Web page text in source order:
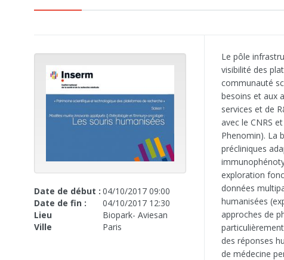
Date de début : 04/10/2017 09:00
Date de fin :
04/10/2017 12:30
Lieu
Biopark- Aviesan
Ville
Paris
Le pôle
visibilité des
communauté
besoins et aux
services et de
avec le CNRS
Phenomin). La
précliniques
exploration
données
humanisées
approches de
des réponses
de médecine